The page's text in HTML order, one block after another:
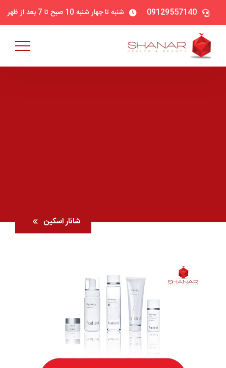
09129557140 شنبه تا چهار شنبه 10 صبح تا 7 بعد از ظهر
شانار اسکین